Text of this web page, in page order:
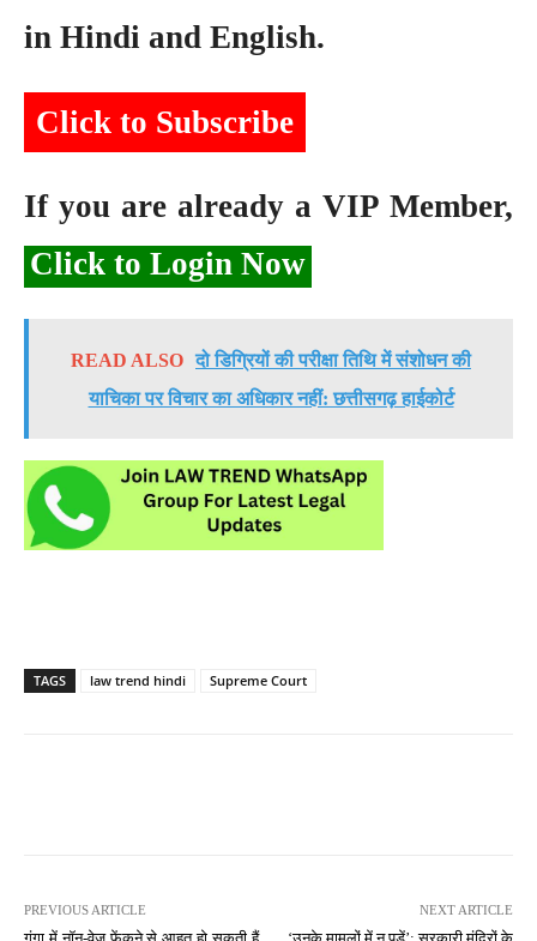
in Hindi and English.
Click to Subscribe
If you are already a VIP Member,
Click to Login Now
READ ALSO दो डिग्रियों की परीक्षा तिथि में संशोधन की
याचिका पर विचार का अधिकार नहीं: छत्तीसगढ़ हाईकोर्ट
TAGS law trend hindi Supreme Court
PREVIOUS ARTICLE NEXT ARTICLE